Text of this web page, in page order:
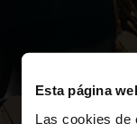
Esta página
Las cookies de